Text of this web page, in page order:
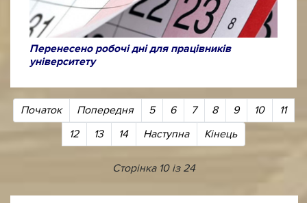
Перенесено робочі дні для працівників
університету
Початок Попередня 5 6 7 8 9 10
11
12
13 14 Наступна Кінець
Сторінка 10 із 24